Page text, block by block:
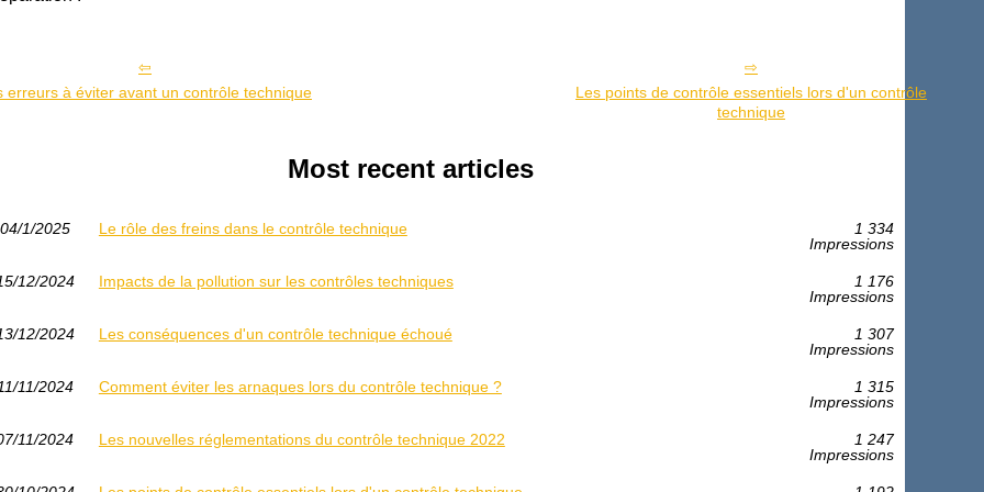
erreurs à éviter avant un contrôle technique
Les points de contrôle essentiels lors d'un contrôle
technique
Most recent articles
04/1/2025 Le rôle des freins dans le contrôle technique
1 334
Impressions
12/2024 Impacts de la pollution sur les contrôles techniques
1 176
Impressions
12/2024 Les conséquences d'un contrôle technique échoué
1 307
Impressions
11/2024 Comment éviter les arnaques lors du contrôle technique ?
1 315
Impressions
11/2024 Les nouvelles réglementations du contrôle technique 2022
1 247
Impressions